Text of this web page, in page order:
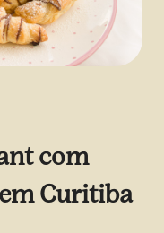
com
Curitiba